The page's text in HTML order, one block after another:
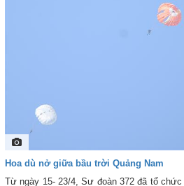
Hoa dù nở giữa bầu trời Quảng Nam
Từ ngày 15- 23/4, Sư đoàn 372 đã tổ